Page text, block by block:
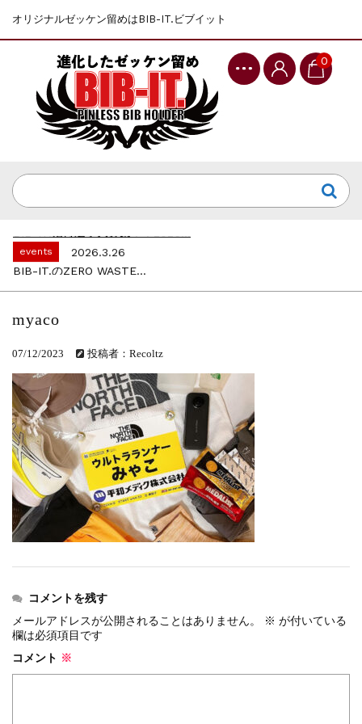
オリジナルゼッケン留めはBIB-IT.ビブイット
0
events
2025.10.1
第46回 丹波篠山ABCマラソン...
上尾シティハーフマラソン2026 記念T...
events
2026.6.23
events
2026.3.26
BIB-IT.のZERO WASTE...
events
上尾シティハーフマラソン2026 記念T...
events
2026.6.23
BIB-IT.招待選手大募集！！2026...
events
2026.3.26
BIB-IT.のZERO WASTE...
events
2026.2.2
仙台国際ハーフマラソン2026 大会オリ...
events
2025.10.1
第46回 丹波篠山ABCマラソン...
myaco
07/12/2023 投稿者：Recoltz
コメントを残す
メールアドレスが公開されることはありません。
※ が付いている
欄は必須項目です
コメント ※